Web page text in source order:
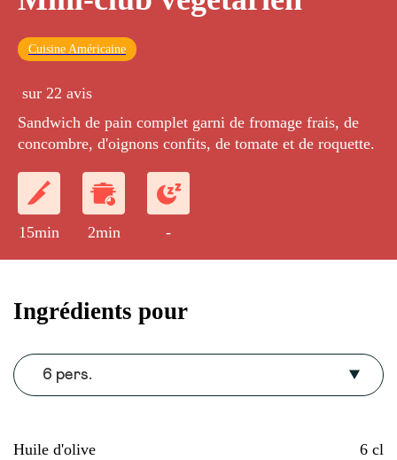
Cuisine Américaine
sur 22 avis
Sandwich de pain complet garni de fromage frais, de
concombre, d'oignons confits, de tomate et de roquette.
15min 2min -
Ingrédients pour
6 pers.
Huile d'olive 6 cl